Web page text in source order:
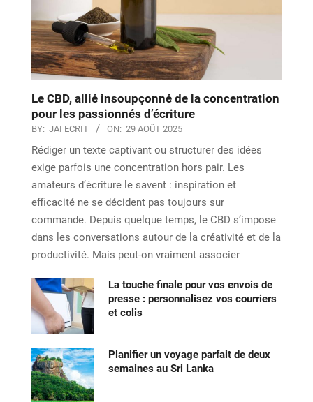
Le CBD, allié insoupçonné de la concentration
pour les passionnés d’écriture
BY: JAI ECRIT ON: 29 AOÛT 2025
Rédiger un texte captivant ou structurer des idées
exige parfois une concentration hors pair. Les
amateurs d’écriture le savent : inspiration et
efficacité ne se décident pas toujours sur
commande. Depuis quelque temps, le CBD s’impose
dans les conversations autour de la créativité et de la
productivité. Mais peut-on vraiment associer
La touche finale pour vos envois de
presse : personnalisez vos courriers
et colis
Planifier un voyage parfait de deux
semaines au Sri Lanka